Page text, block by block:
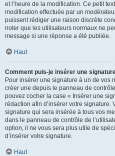
et l’heure de la modification. Ce petit
modification effectuée par un
puissent rédiger une raison discrète
noter que les utilisateurs normaux ne
message si une réponse a été publiée.
Haut
Comment puis-je insérer une
Pour insérer une signature à un de vos
créer une depuis le panneau de
pouvez cocher la case « Insérer une
rédaction afin d’insérer votre signature.
signature qui sera insérée à tous vos
dans le panneau de contrôle de
option, il ne vous sera plus utile de
d’insérer votre signature.
Haut